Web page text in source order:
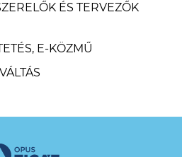
ÉS TERVEZŐK
E-KÖZMŰ